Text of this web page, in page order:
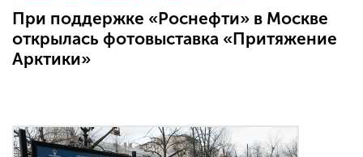
При поддержке «Роснефти» в Москве
открылась фотовыставка «Притяжение
Арктики»